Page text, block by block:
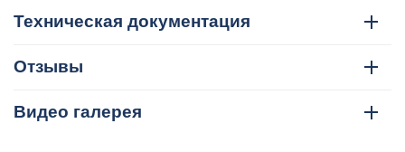
Техническая документация
Отзывы
Видео галерея